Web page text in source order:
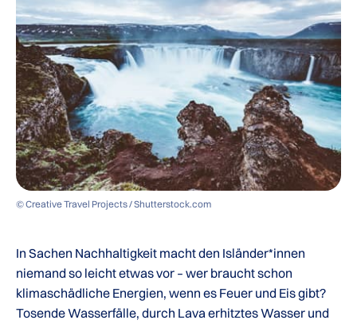
© Creative Travel Projects / Shutterstock.com
In Sachen Nachhaltigkeit macht den Isländer*innen
niemand so leicht etwas vor – wer braucht schon
klimaschädliche Energien, wenn es Feuer und Eis gibt?
Tosende Wasserfälle, durch Lava erhitztes Wasser und